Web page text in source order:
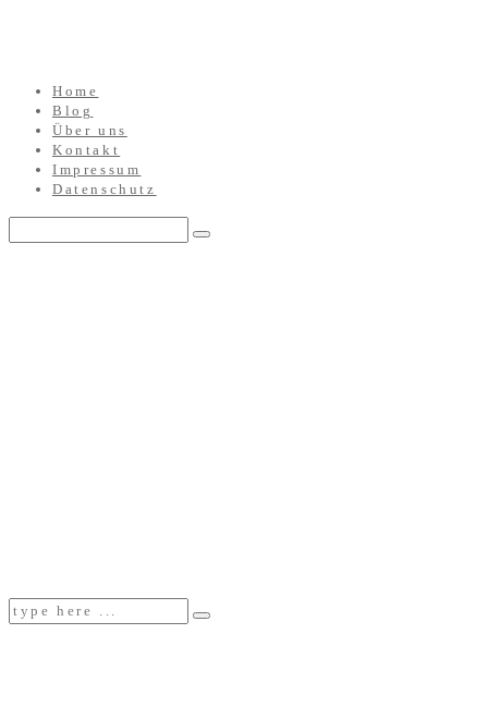
Home
Blog
Über uns
Kontakt
Impressum
Datenschutz